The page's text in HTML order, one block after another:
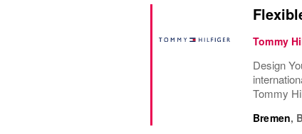
Tommy
Design
Tommy
Bremen,